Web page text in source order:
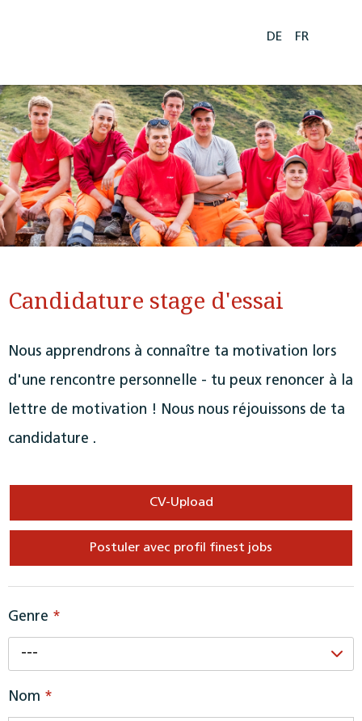
DE FR
Candidature stage d'essai
Nous apprendrons à connaître ta motivation lors
d'une rencontre personnelle - tu peux renoncer à la
lettre de motivation ! Nous nous réjouissons de ta
candidature .
CV-Upload
Postuler avec profil finest jobs
Genre *
---
Nom *